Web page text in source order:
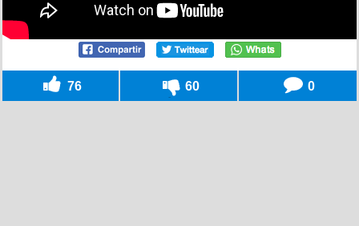
76 60 0